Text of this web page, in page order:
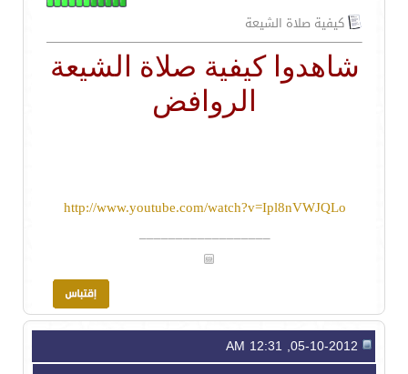
كيفية صلاة الشيعة
شاهدوا كيفية صلاة الشيعة
الروافض
http://www.youtube.com/watch?v=Ipl8nVWJQLo
__________________